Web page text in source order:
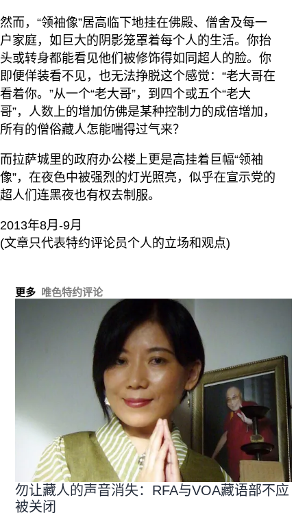
然而，“领袖像”居高临下地挂在佛殿、僧舍及每一
户家庭，如巨大的阴影笼罩着每个人的生活。你抬
头或转身都能看见他们被修饰得如同超人的脸。你
即便佯装看不见，也无法挣脱这个感觉：“老大哥在
看着你。”从一个“老大哥”，到四个或五个“老大
哥”，人数上的增加仿佛是某种控制力的成倍增加，
所有的僧俗藏人怎能喘得过气来？
而拉萨城里的政府办公楼上更是高挂着巨幅“领袖
像”，在夜色中被强烈的灯光照亮，似乎在宣示党的
超人们连黑夜也有权去制服。
2013年8月-9月
(文章只代表特约评论员个人的立场和观点)
更多 唯色特约评论
勿让藏人的声音消失：RFA与VOA藏语部不应
被关闭